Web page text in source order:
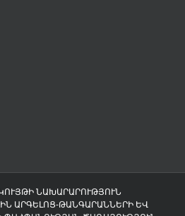
ՆԱԽԱՐԱՐՈՒԹՅՈՒՆ
ԱՐԳԵԼՈՑ-ԹԱՆԳԱՐԱՆՆԵՐԻ ԵՎ